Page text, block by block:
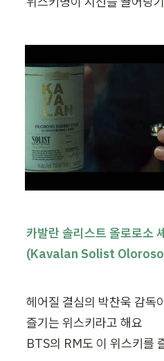
카발란 솔리스트 올로로소
(Kavalan Solist
헤어질 결심의 박찬욱 감독
즐기는 위스키라고 해요